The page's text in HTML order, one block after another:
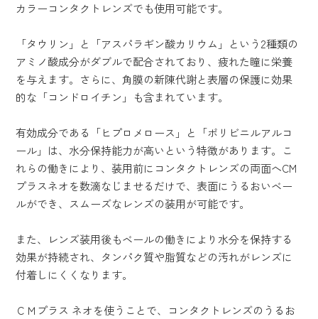
カラーコンタクトレンズでも使用可能です。
「タウリン」と「アスパラギン酸カリウム」という2種類の
アミノ酸成分がダブルで配合されており、疲れた瞳に栄養
を与えます。さらに、角膜の新陳代謝と表層の保護に効果
的な「コンドロイチン」も含まれています。
有効成分である「ヒプロメロース」と「ポリビニルアルコ
ール」は、水分保持能力が高いという特徴があります。こ
れらの働きにより、装用前にコンタクトレンズの両面へCM
プラスネオを数滴なじませるだけで、表面にうるおいベー
ルができ、スムーズなレンズの装用が可能です。
また、レンズ装用後もベールの働きにより水分を保持する
効果が持続され、タンパク質や脂質などの汚れがレンズに
付着しにくくなります。
ＣＭプラス ネオを使うことで、コンタクトレンズのうるお